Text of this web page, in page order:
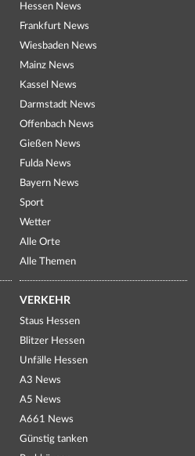
Hessen News
Frankfurt News
Wiesbaden News
Mainz News
Kassel News
Darmstadt News
Offenbach News
Gießen News
Fulda News
Bayern News
Sport
Wetter
Alle Orte
Alle Themen
VERKEHR
Staus Hessen
Blitzer Hessen
Unfälle Hessen
A3 News
A5 News
A661 News
Günstig tanken